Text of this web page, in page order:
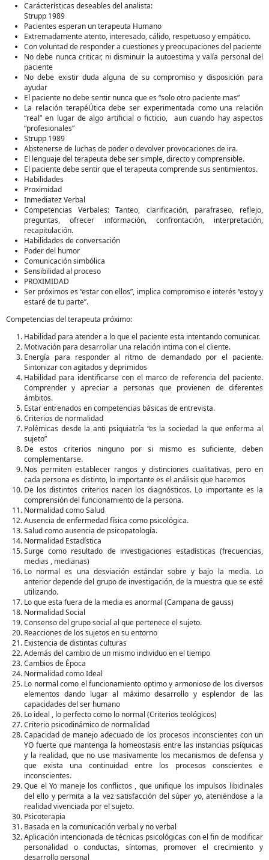
Carácterísticas deseables del analista:
Strupp 1989
Pacientes esperan un terapeuta Humano
Extremadamente atento, interesado, cálido, respetuoso y empático.
Con voluntad de responder a cuestiones y preocupaciones del paciente
No debe nunca criticar, ni disminuir la autoestima y valía personal del
paciente
No debe existir duda alguna de su compromiso y disposición para
ayudar
El paciente no debe sentir nunca que es “solo otro paciente mas”
La relación terapéÚtica debe ser experimentada como una relación
“real” en lugar de algo artificial o ficticio, aun cuando hay aspectos
“profesionales”
Strupp 1989
Abstenerse de luchas de poder o devolver provocaciones de ira.
El lenguaje del terapeuta debe ser simple, directo y comprensible.
El paciente debe sentir que el terapeuta comprende sus sentimientos.
Habilidades
Proximidad
Inmediatez Verbal
Competencias Verbales: Tanteo, clarificación, parafraseo, reflejo,
preguntas, ofrecer información, confrontación, interpretación,
recapitulación.
Habilidades de conversación
Poder del humor
Comunicación simbólica
Sensibilidad al proceso
PROXIMIDAD
Ser próximos es “estar con ellos”, implica compromiso e interés “estoy y
estaré de tu parte”.
Competencias del terapeuta próximo:
Habilidad para atender a lo que el paciente esta intentando comunicar.
Motivación para desarrollar una relación intima con el cliente.
Energía para responder al ritmo de demandado por el paciente.
Sintonizar con agitados y deprimidos
Habilidad para identificarse con el marco de referencia del paciente.
Comprender y apreciar a personas que provienen de diferentes
ámbitos.
Estar entrenados en competencias básicas de entrevista.
Criterios de normalidad
Polémicas desde la anti psiquiatría “es la sociedad la que enferma al
sujeto”
De estos criterios ninguno por si mismo es suficiente, deben
complementarse.
Nos permiten establecer rangos y distinciones cualitativas, pero en
cada persona es distinto, lo importante es el análisis que hacemos
De los distintos criterios nacen los diagnósticos. Lo importante es la
comprensión del funcionamiento de la persona.
Normalidad como Salud
Ausencia de enfermedad física como psicológica.
Salud como ausencia de psicopatología.
Normalidad Estadística
Surge como resultado de investigaciones estadísticas (frecuencias,
medias , medianas)
Lo normal es una desviación estándar sobre y bajo la media. Lo
anterior depende del grupo de investigación, de la muestra que se esté
utilizando.
Lo que esta fuera de la media es anormal (Campana de gauss)
Normalidad Social
Consenso del grupo social al que pertenece el sujeto.
Reacciones de los sujetos en su entorno
Existencia de distintas culturas
Además del cambio de un mismo individuo en el tiempo
Cambios de Época
Normalidad como Ideal
Lo normal como el funcionamiento optimo y armonioso de los diversos
elementos dando lugar al máximo desarrollo y esplendor de las
capacidades del ser humano
Lo ideal , lo perfecto como lo normal (Criterios teológicos)
Criterio psicodinámico de normalidad
Capacidad de manejo adecuado de los procesos inconscientes con un
YO fuerte que mantenga la homeostasis entre las instancias psíquicas
y la realidad, que no use masivamente los mecanismos de defensa y
que exista una continuidad entre los procesos conscientes e
inconscientes.
Que el Yo maneje los conflictos , que unifique los impulsos libidinales
del ello y permita a la vez satisfacción del súper yo, ateniéndose a la
realidad vivenciada por el sujeto.
Psicoterapia
Basada en la comunicación verbal y no verbal
Aplicación intencionada de técnicas psicológicas con el fin de modificar
personalidad o conductas, síntomas, promover el crecimiento y
desarrollo personal